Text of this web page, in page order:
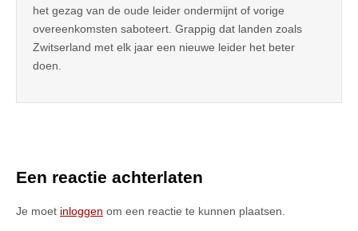
het gezag van de oude leider ondermijnt of vorige
overeenkomsten saboteert. Grappig dat landen zoals
Zwitserland met elk jaar een nieuwe leider het beter
doen.
Een reactie achterlaten
Je moet inloggen om een reactie te kunnen plaatsen.